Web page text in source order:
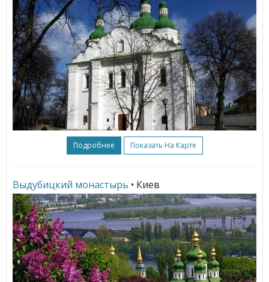
Подробнее Показать На Карте
Выдубицкий монастырь • Киев